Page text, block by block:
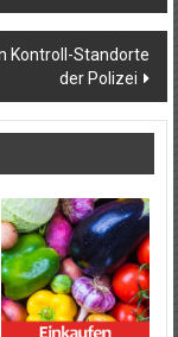
Kontroll-Standorte
der Polizei